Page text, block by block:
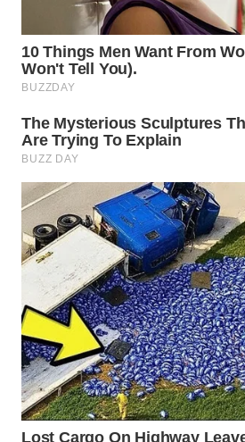
INDRAMAYU
WN
KUNINGAN
WN
MAJALENGKA
WN
SUBANG
SUKABUMI
WN
PURWAKARTA
WN
PRIANGAN